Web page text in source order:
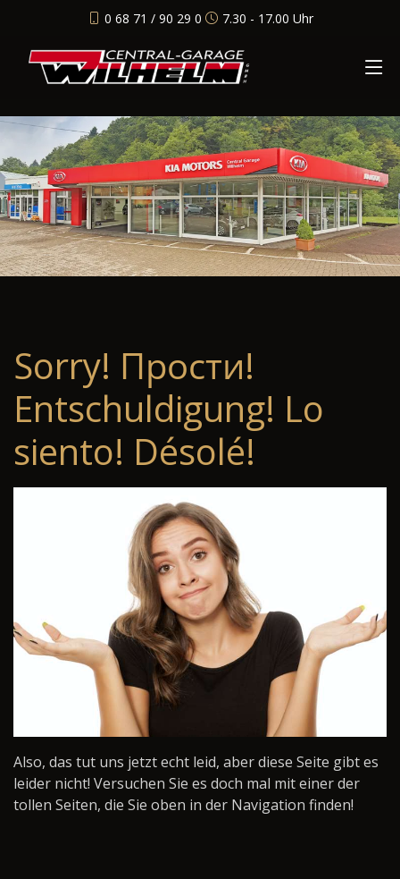
0 68 71 / 90 29 0 7.30 - 17.00 Uhr
Sorry! Прости!
Entschuldigung! Lo
siento! Désolé!
Also, das tut uns jetzt echt leid, aber diese Seite gibt es
leider nicht! Versuchen Sie es doch mal mit einer der
tollen Seiten, die Sie oben in der Navigation finden!